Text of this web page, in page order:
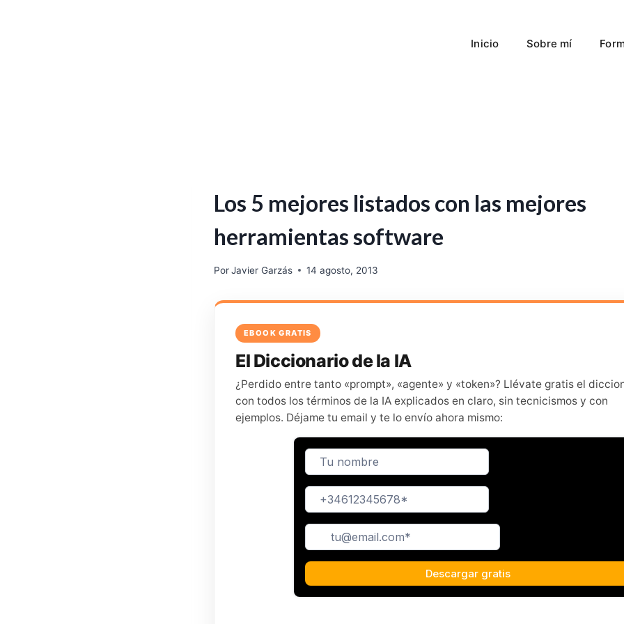
Inicio Sobre mí
Los 5 mejores listados con las mejores
herramientas software
PorJavier Garzás 14 agosto, 2013
EBOOK GRATIS
El Diccionario de la IA
¿Perdido entre tanto «prompt», «agente» y «token»? Llévate gratis el
con todos los términos de la IA explicados en claro, sin tecnicismos y con
ejemplos. Déjame tu email y te lo envío ahora mismo: